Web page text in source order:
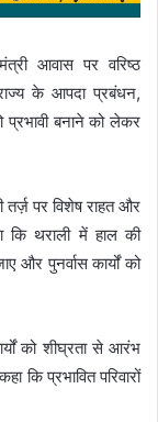
आवास पर वरिष्ठ
के आपदा प्रबंधन,
बनाने को लेकर
तर्ज़ पर विशेष राहत और
कि थराली में हाल की
और पुनर्वास कार्यों को
को शीघ्रता से आरंभ
कि प्रभावित परिवारों